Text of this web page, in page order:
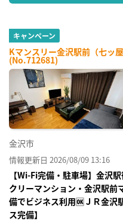
キャンペーン
Kマンスリー金沢駅前（七ッ
(No.712681)
金沢市
情報更新日 2026/08/09 13:16
【Wi-Fi完備・駐車場】金沢
クリーマンション・金沢駅前
備でビジネス利用🆗ＪＲ金沢
ス完備】